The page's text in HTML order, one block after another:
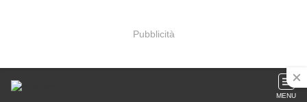
Pubblicità
MENU